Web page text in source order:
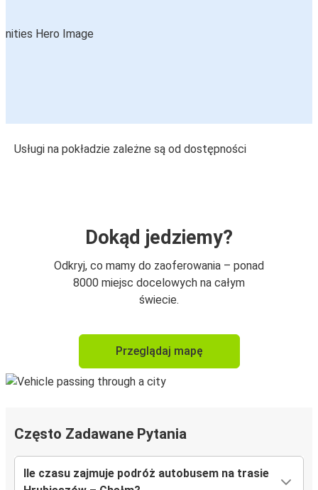
Usługi na pokładzie zależne są od dostępności
Dokąd jedziemy?
Odkryj, co mamy do zaoferowania – ponad
8000 miejsc docelowych na całym
świecie.
Przeglądaj mapę
Często Zadawane Pytania
Ile czasu zajmuje podróż autobusem na trasie